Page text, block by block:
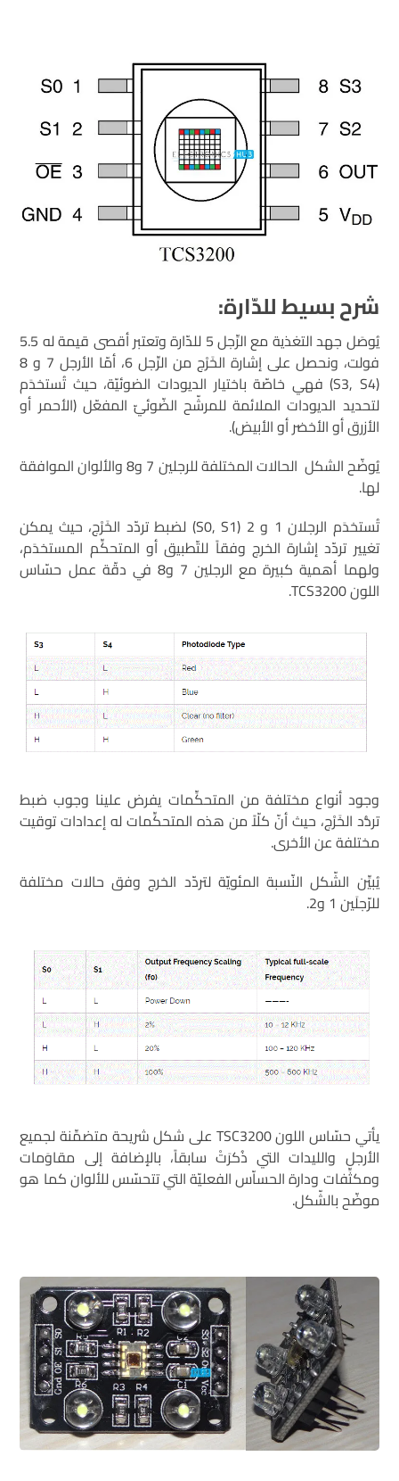
شرح بسيط للدّارة:
يُوصَل جهد التغذية مع الرِّجل 5 للدّارة وتعتبر أقصى قيمة له 5.5
فولت، ونحصل على إشارة الخَرْج من الرِّجل 6، أمّا الأرجل 7 و 8
(S3, S4) فهي خاصّة باختيار الديودات الضوئيّة، حيث تُستخدَم
لتحديد الديودات الملائمة للمرشّح الضّوئيّ المفعّل (الأحمر أو
الأزرق أو الأخضر أو الأبيض).
يُوضّح الشكل الحالات المختلفة للرجلين 7 و8 والألوان الموافقة
لها.
تُستخدَم الرجلان 1 و 2 (S0, S1) لضبط تردّد الخَرْج، حيث يمكن
تغيير تردّد إشارة الخرج وفقاً للتّطبيق أو المتحكِّم المستخدَم،
ولهما أهمية كبيرة مع الرجلين 7 و8 في دقّة عمل حسّاس
اللون TCS3200.
وجود أنواع مختلفة من المتحكِّمات يفرض علينا وجوب ضبط
تردُّد الخَرْج، حيث أنّ كلّاً من هذه المتحكِّمات له إعدادات توقيت
مختلفة عن الأخرى.
يُبيِّن الشّكل النّسبة المئويّة لتردّد الخرج وفق حالات مختلفة
للرّجلَين 1 و2.
يأتي حسّاس اللون TSC3200 على شكل شريحة متضمِّنة لجميع
الأرجل والليدات التي ذُكرَتْ سابقاً، بالإضافة إلى مقاوَمات
ومكثِّفات ودارة الحساّس الفعليّة التي تتحسّس للألوان كما هو
موضّح بالشّكل.